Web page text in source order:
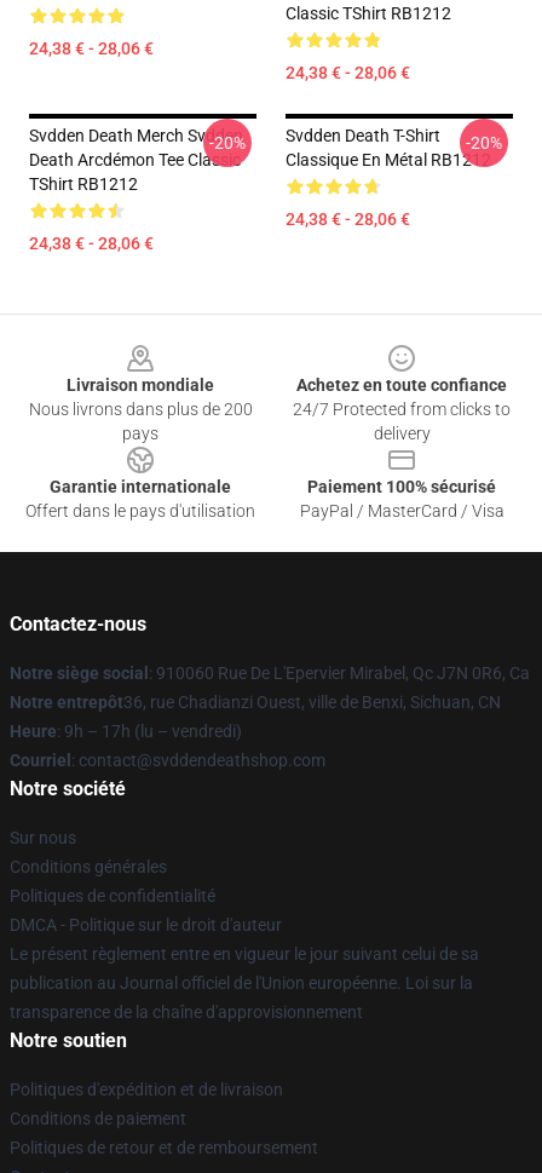
24,38 € - 28,06 €
Classic TShirt RB1212
24,38 € - 28,06 €
Svdden Death Merch Svdden
Death Arcdémon Tee Classic
TShirt RB1212
24,38 € - 28,06 €
-20%
Svdden Death T-Shirt
Classique En Métal RB1212
24,38 € - 28,06 €
-20%
Livraison mondiale
Nous livrons dans plus de 200
pays
Achetez en toute confiance
24/7 Protected from clicks to
delivery
Garantie internationale
Offert dans le pays d'utilisation
Paiement 100% sécurisé
PayPal / MasterCard / Visa
Contactez-nous
Notre siège social : 910060 Rue De L'Epervier Mirabel, Qc J7N 0R6, Ca
Notre entrepôt36, rue Chadianzi Ouest, ville de Benxi, Sichuan, CN
Heure: 9h – 17h (lu – vendredi)
Courriel : contact@svddendeathshop.com
Notre société
Sur nous
Conditions générales
Politiques de confidentialité
DMCA - Politique sur le droit d'auteur
Le présent règlement entre en vigueur le jour suivant celui de sa
publication au Journal officiel de l'Union européenne. Loi sur la
transparence de la chaîne d'approvisionnement
Notre soutien
Politiques d'expédition et de livraison
Conditions de paiement
Politiques de retour et de remboursement